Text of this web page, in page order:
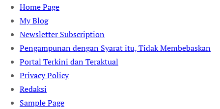
Home Page
My Blog
Newsletter Subscription
Pengampunan dengan Syarat itu, Tidak Membebaskan
Portal Terkini dan Teraktual
Privacy Policy
Redaksi
Sample Page